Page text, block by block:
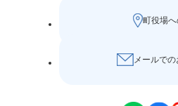
町役場
メールで